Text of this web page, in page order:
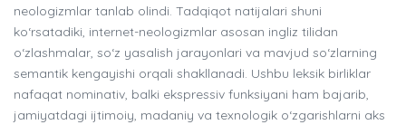
neologizmlar tanlab olindi. Tadqiqot natijalari shuni
ko‘rsatadiki, internet-neologizmlar asosan ingliz tilidan
o‘zlashmalar, so‘z yasalish jarayonlari va mavjud so‘zlarning
semantik kengayishi orqali shakllanadi. Ushbu leksik birliklar
nafaqat nominativ, balki ekspressiv funksiyani ham bajarib,
jamiyatdagi ijtimoiy, madaniy va texnologik o‘zgarishlarni aks